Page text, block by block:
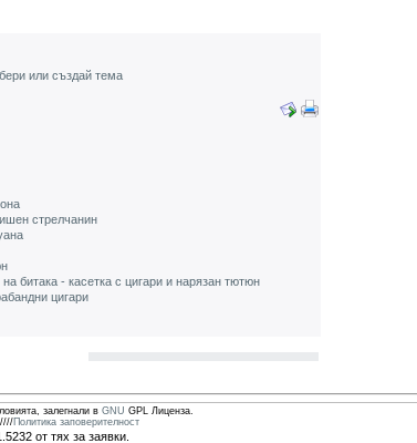
или създай тема
стрелчанин
битака - касетка с цигари и нарязан тютюн
цигари
залегнали в GNU GPL Лиценза.
////Политика заповерителност
от тях за заявки.